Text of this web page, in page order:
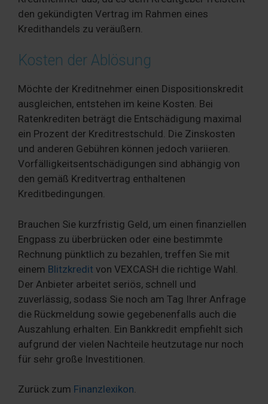
den gekündigten Vertrag im Rahmen eines
Kredithandels zu veräußern.
Kosten der Ablösung
Möchte der Kreditnehmer einen Dispositionskredit
ausgleichen, entstehen im keine Kosten. Bei
Ratenkrediten beträgt die Entschädigung maximal
ein Prozent der Kreditrestschuld. Die Zinskosten
und anderen Gebühren können jedoch variieren.
Vorfälligkeitsentschädigungen sind abhängig von
den gemäß Kreditvertrag enthaltenen
Kreditbedingungen.
Brauchen Sie kurzfristig Geld, um einen finanziellen
Engpass zu überbrücken oder eine bestimmte
Rechnung pünktlich zu bezahlen, treffen Sie mit
einem Blitzkredit von VEXCASH die richtige Wahl.
Der Anbieter arbeitet seriös, schnell und
zuverlässig, sodass Sie noch am Tag Ihrer Anfrage
die Rückmeldung sowie gegebenenfalls auch die
Auszahlung erhalten. Ein Bankkredit empfiehlt sich
aufgrund der vielen Nachteile heutzutage nur noch
für sehr große Investitionen.
Zurück zum Finanzlexikon.